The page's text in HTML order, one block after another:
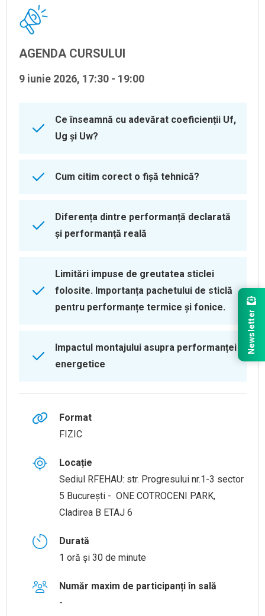
AGENDA CURSULUI
9 iunie 2026, 17:30 - 19:00
Ce înseamnă cu adevărat coeficienții Uf,
Ug și Uw?
Cum citim corect o fișă tehnică?
Diferența dintre performanță declarată
și performanță reală
Limitări impuse de greutatea sticlei
folosite. Importanța pachetului de sticlă
pentru performanțe termice și fonice.
Impactul montajului asupra performanței
energetice
Format
FIZIC
Locație
Sediul RFEHAU: str. Progresului nr.1-3 sector
5 București - ONE COTROCENI PARK,
Cladirea B ETAJ 6
Durată
1 oră și 30 de minute
Număr maxim de participanți în sală
-
Newsletter